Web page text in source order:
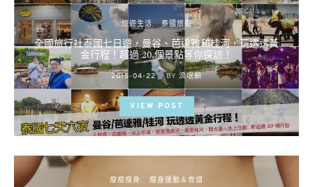
旅遊生活 泰國旅遊
全國旅行社泰國七日遊，曼谷、芭達雅和桂河，玩透透黃
金行程！超過 20 個景點等你探訪！
POSTED
2015-04-22 BY 流氓顆
VIEW POST
瘦瘦瘦身 瘦身運動＆食譜